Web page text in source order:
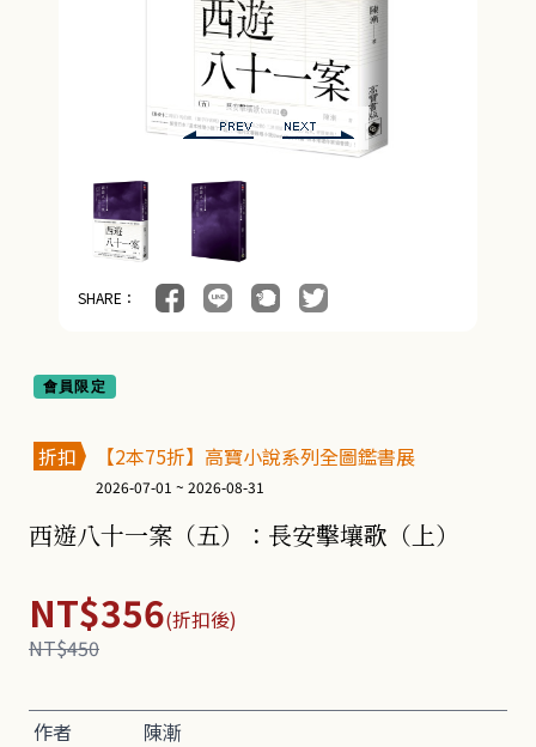
SHARE：
會員限定
折扣 【2本75折】高寶小說系列全圖鑑書展
2026-07-01 ~ 2026-08-31
西遊八十一案（五）：長安擊壤歌（上）
NT$356(折扣後)
NT$450
作者
陳漸